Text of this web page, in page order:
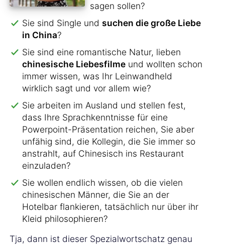
sagen sollen?
Sie sind Single und suchen die große Liebe
in China?
Sie sind eine romantische Natur, lieben
chinesische Liebesfilme und wollten schon
immer wissen, was Ihr Leinwandheld
wirklich sagt und vor allem wie?
Sie arbeiten im Ausland und stellen fest,
dass Ihre Sprachkenntnisse für eine
Powerpoint-Präsentation reichen, Sie aber
unfähig sind, die Kollegin, die Sie immer so
anstrahlt, auf Chinesisch ins Restaurant
einzuladen?
Sie wollen endlich wissen, ob die vielen
chinesischen Männer, die Sie an der
Hotelbar flankieren, tatsächlich nur über ihr
Kleid philosophieren?
Tja, dann ist dieser Spezialwortschatz genau